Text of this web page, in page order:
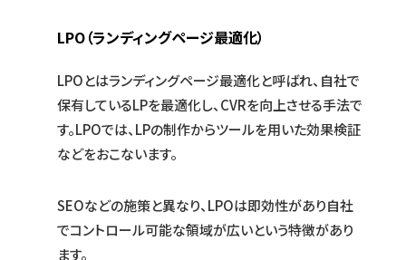
LPO（ランディングページ最適化）
LPOとはランディングページ最適化と呼ばれ、自社で
保有しているLPを最適化し、CVRを向上させる手法で
す。LPOでは、LPの制作からツールを用いた効果検証
などをおこないます。
SEOなどの施策と異なり、LPOは即効性があり自社
でコントロール可能な領域が広いという特徴があり
ます。